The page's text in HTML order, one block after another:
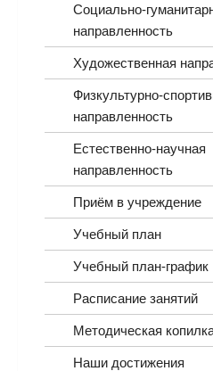
Социально-
направленность
Художественная
Физкультурно-
направленность
Естественно-научная
направленность
Приём в учреждение
Учебный план
Учебный план-график
Расписание занятий
Методическая
Наши достижения